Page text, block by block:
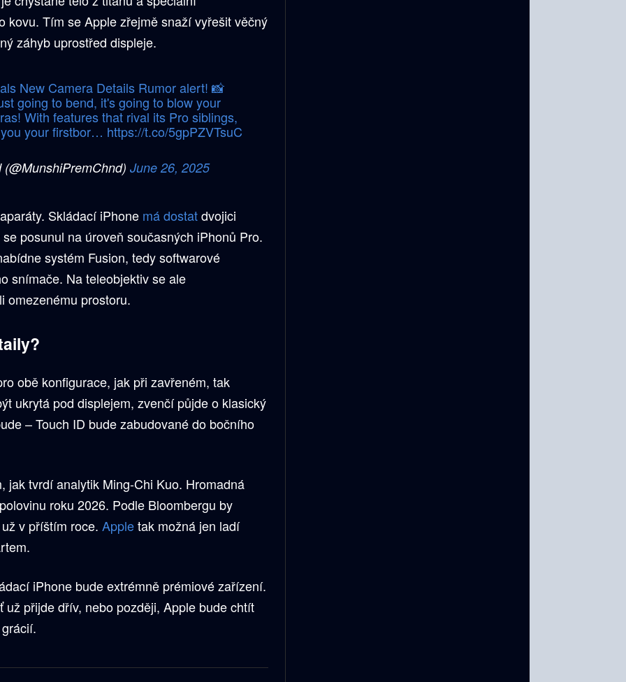
kovu. Tím se Apple zřejmě snaží vyřešit věčný
záhyb uprostřed displeje.
New Camera Details Rumor alert! 📸
going to bend, it's going to blow your
With features that rival its Pro siblings,
your firstbor… https://t.co/5gpPZVTsuC
June 26, 2025
Skládací iPhone má dostatdvojici
posunul na úroveň současných iPhonů Pro.
systém Fusion, tedy softwarové
snímače. Na teleobjektiv se ale
omezenému prostoru.
obě konfigurace, jak při zavřeném, tak
ukrytá pod displejem, zvenčí půjde o klasický
– Touch ID bude zabudované do bočního
jak tvrdí analytik Ming-Chi Kuo. Hromadná
roku 2026. Podle Bloombergu by
v příštím roce. Appletak možná jen ladí
iPhone bude extrémně prémiové zařízení.
už přijde dřív, nebo později, Apple bude chtít